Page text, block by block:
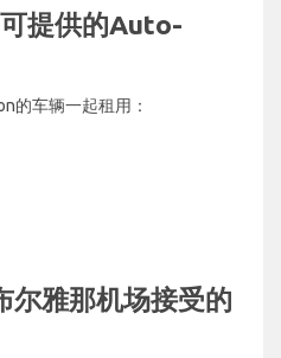
提供的Auto-
的车辆一起租用：
雅那机场接受的